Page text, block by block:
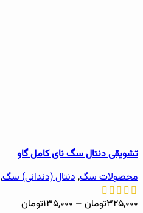
تشویقی دنتال سگ نای کامل گاو
محصولات سگ,دنتال (دندانی) سگ,
۳۲۵,۰۰۰تومان – ۱۳۵,۰۰۰تومان